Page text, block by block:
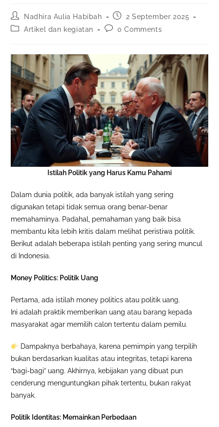
Nadhira Aulia Habibah
2 September 2025
Artikel dan kegiatan
0 Comments
Istilah Politik yang Harus Kamu Pahami
Dalam dunia politik, ada banyak istilah yang sering
digunakan tetapi tidak semua orang benar-benar
memahaminya. Padahal, pemahaman yang baik bisa
membantu kita lebih kritis dalam melihat peristiwa politik.
Berikut adalah beberapa istilah penting yang sering muncul
di Indonesia.
Money Politics: Politik Uang
Pertama, ada istilah money politics atau politik uang.
Ini adalah praktik memberikan uang atau barang kepada
masyarakat agar memilih calon tertentu dalam pemilu.
Dampaknya berbahaya, karena pemimpin yang terpilih
bukan berdasarkan kualitas atau integritas, tetapi karena
“bagi-bagi” uang. Akhirnya, kebijakan yang dibuat pun
cenderung menguntungkan pihak tertentu, bukan rakyat
banyak.
Politik Identitas: Memainkan Perbedaan